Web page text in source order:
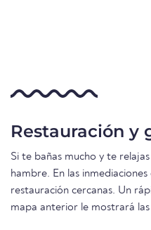
Restauración y
Si te bañas mucho y te
hambre. En las
restauración cercanas. Un
mapa anterior le mostrará